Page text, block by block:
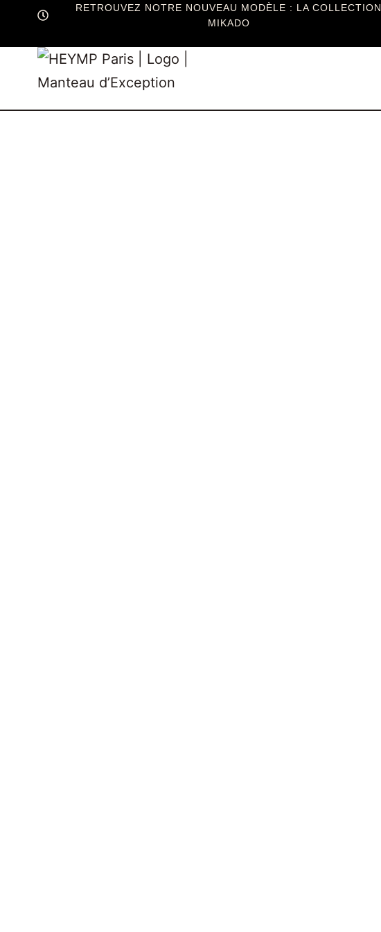
RETROUVEZ NOTRE NOUVEAU MODÈLE : LA COLLECTION
MIKADO